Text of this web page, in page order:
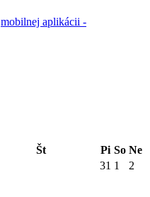
mobilnej aplikácii -
Št Pi So Ne
31 1 2